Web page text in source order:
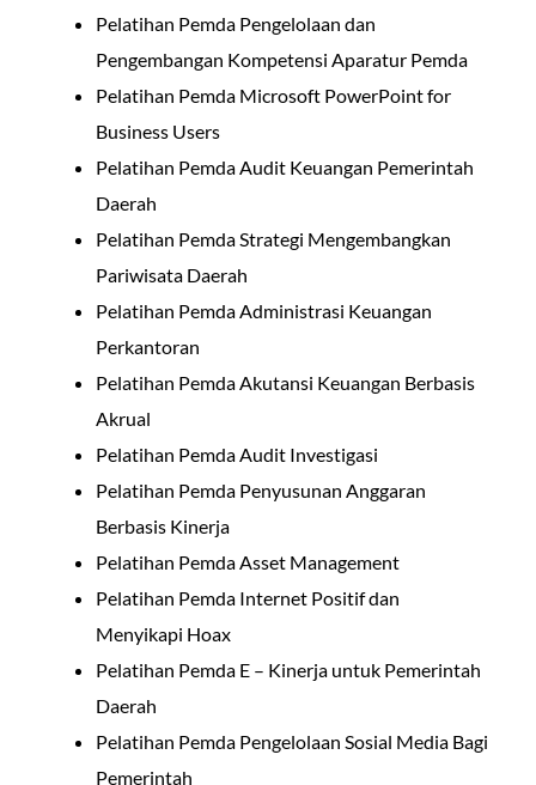
Pelatihan Pemda Pengelolaan dan
Pengembangan Kompetensi Aparatur Pemda
Pelatihan Pemda Microsoft PowerPoint for
Business Users
Pelatihan Pemda Audit Keuangan Pemerintah
Daerah
Pelatihan Pemda Strategi Mengembangkan
Pariwisata Daerah
Pelatihan Pemda Administrasi Keuangan
Perkantoran
Pelatihan Pemda Akutansi Keuangan Berbasis
Akrual
Pelatihan Pemda Audit Investigasi
Pelatihan Pemda Penyusunan Anggaran
Berbasis Kinerja
Pelatihan Pemda Asset Management
Pelatihan Pemda Internet Positif dan
Menyikapi Hoax
Pelatihan Pemda E – Kinerja untuk Pemerintah
Daerah
Pelatihan Pemda Pengelolaan Sosial Media Bagi
Pemerintah